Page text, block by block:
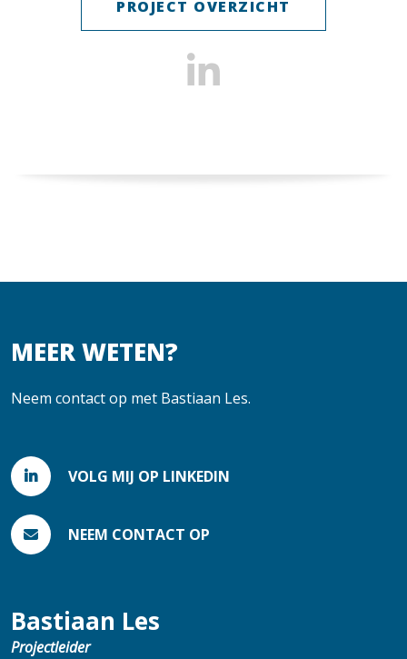
PROJECT OVERZICHT
MEER WETEN?
Neem contact op met Bastiaan Les.
VOLG MIJ OP LINKEDIN
NEEM CONTACT OP
Bastiaan Les
Projectleider